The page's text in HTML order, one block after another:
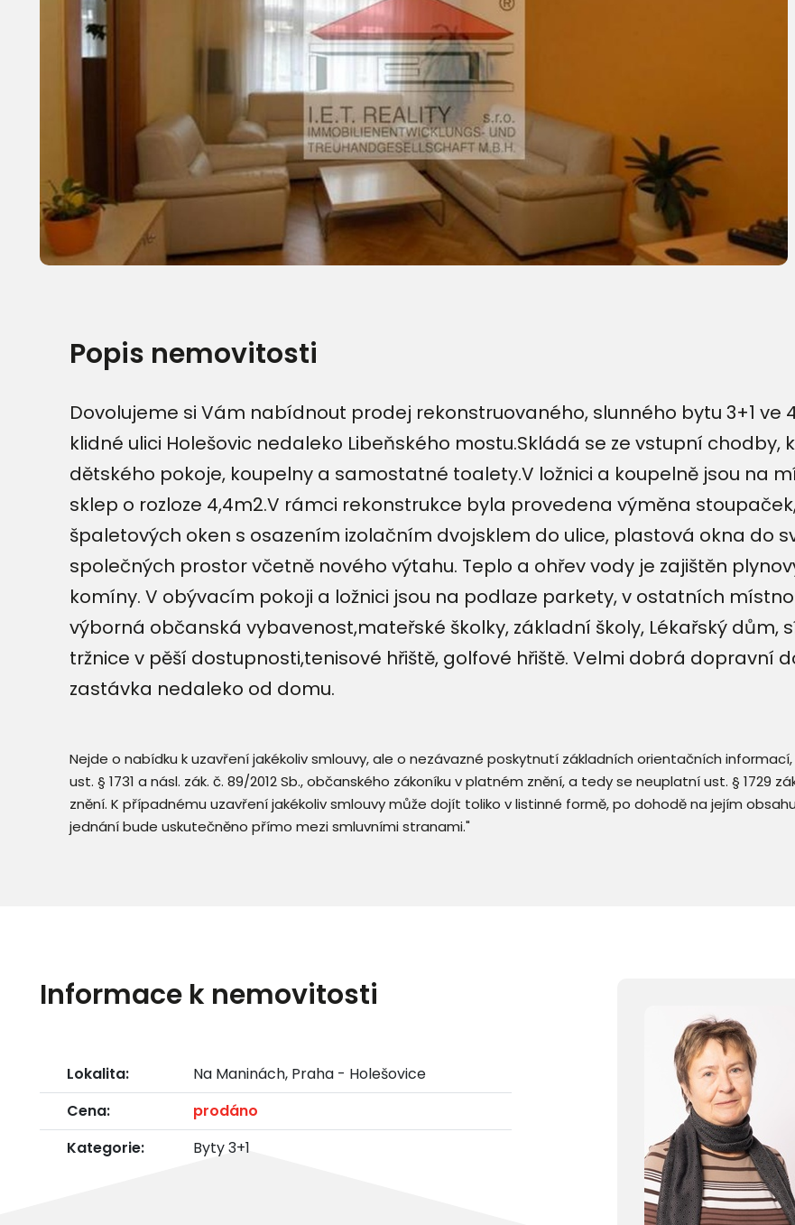
Popis nemovitosti
Dovolujeme si Vám nabídnout prodej rekonstruovaného, slunného bytu 3+1
klidné ulici Holešovic nedaleko Libeňského mostu.Skládá se ze vstupní chodby,
dětského pokoje, koupelny a samostatné toalety.V ložnici a koupelně jsou na
sklep o rozloze 4,4m2.V rámci rekonstrukce byla provedena výměna
špaletových oken s osazením izolačním dvojsklem do ulice, plastová okna do
společných prostor včetně nového výtahu. Teplo a ohřev vody je zajištěn
komíny. V obývacím pokoji a ložnici jsou na podlaze parkety, v ostatních
výborná občanská vybavenost,mateřské školky, základní školy, Lékařský dům,
tržnice v pěší dostupnosti,tenisové hřiště, golfové hřiště. Velmi dobrá dopravní
zastávka nedaleko od domu.
Nejde o nabídku k uzavření jakékoliv smlouvy, ale o nezávazné poskytnutí základních orientačních
ust. § 1731 a násl. zák. č. 89/2012 Sb., občanského zákoníku v platném znění, a tedy se neuplatní ust. § 1729
znění. K případnému uzavření jakékoliv smlouvy může dojít toliko v listinné formě, po dohodě na jejím
jednání bude uskutečněno přímo mezi smluvními stranami."
Informace k nemovitosti
Lokalita:
Na Maninách, Praha - Holešovice
Cena:
prodáno
Kategorie:
Byty 3+1